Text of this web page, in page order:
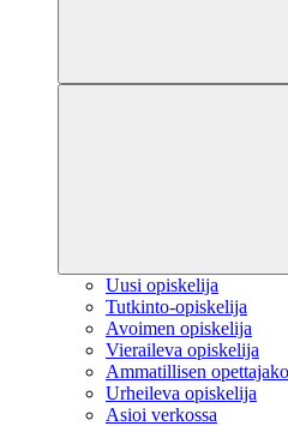
Uusi opiskelija
Tutkinto-opiskelija
Avoimen opiskelija
Vieraileva opiskelija
Ammatillisen
Urheileva opiskelija
Asioi verkossa